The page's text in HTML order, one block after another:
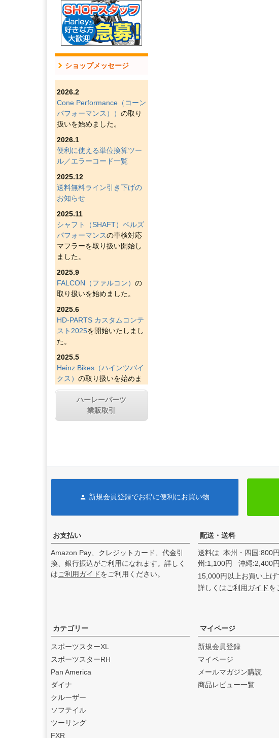
ショップメッセージ
2026.2
Cone Performance（コーン
パフォーマンス）） の取り
扱いを始めました。
2026.1
便利に使える単位換算ツー
ル／エラーコード一覧
2025.12
送料無料ライン引き下げの
お知らせ
2025.11
シャフト（SHAFT）ベルズ
パフォーマンスの車検対応
マフラーを取り扱い開始し
ました。
2025.9
FALCON（ファルコン） の
取り扱いを始めました。
2025.6
HD-PARTS カスタムコンテ
スト2025を開始いたしまし
た。
2025.5
Heinz Bikes（ハインツバイ
クス） の取り扱いを始めま
した。
2025.4
Figurati Designs（フィグラ
D&D エキゾースト（ディー
た。
feture ヘルメット（フュー
チャーヘルメット）の取り
扱いを始めました。
ました。
2024.12
s（ブローパフォーマンスエ
キゾースト）
始めました。
2024.11
By City（バイ シティ）
本総代理店となりました。
ハーレーパーツ
業販取引
新規会員登録でお得に便利にお買い物
お支払い
Amazon Pay、クレジットカード、代金引
換、銀行振込がご利用になれます。詳しく
はご利用ガイドをご利用ください。
配送・送料
送料は 本州・四国:800
州:1,100円 沖縄:2,400円
15,000円以上お買い上げ
詳しくはご利用ガイドを
カテゴリー
スポーツスターXL
スポーツスターRH
Pan America
ダイナ
クルーザー
ソフテイル
ツーリング
FXR
マイページ
新規会員登録
マイページ
メールマガジン購読
商品レビュー一覧